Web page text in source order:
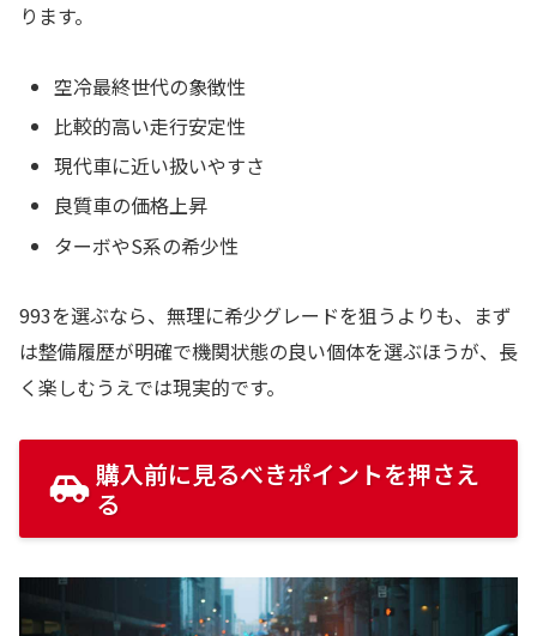
ります。
空冷最終世代の象徴性
比較的高い走行安定性
現代車に近い扱いやすさ
良質車の価格上昇
ターボやS系の希少性
993を選ぶなら、無理に希少グレードを狙うよりも、まず
は整備履歴が明確で機関状態の良い個体を選ぶほうが、長
く楽しむうえでは現実的です。
購入前に見るべきポイントを押さえ
る